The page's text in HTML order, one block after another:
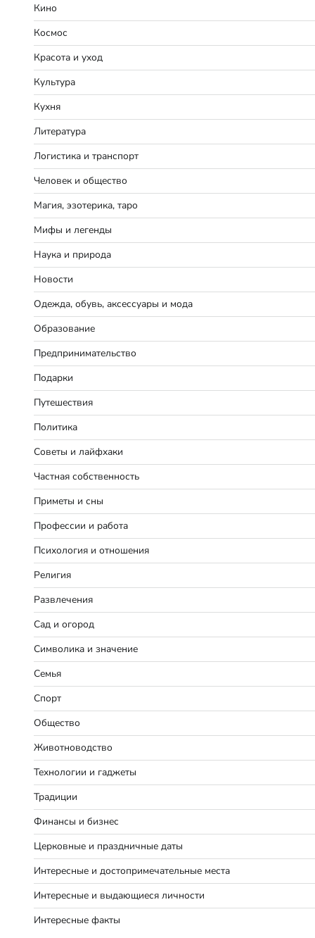
Кино
Космос
Красота и уход
Культура
Кухня
Литература
Логистика и транспорт
Человек и общество
Магия, эзотерика, таро
Мифы и легенды
Наука и природа
Новости
Одежда, обувь, аксессуары и мода
Образование
Предпринимательство
Подарки
Путешествия
Политика
Советы и лайфхаки
Частная собственность
Приметы и сны
Профессии и работа
Психология и отношения
Религия
Развлечения
Сад и огород
Символика и значение
Семья
Спорт
Общество
Животноводство
Технологии и гаджеты
Традиции
Финансы и бизнес
Церковные и праздничные даты
Интересные и достопримечательные места
Интересные и выдающиеся личности
Интересные факты